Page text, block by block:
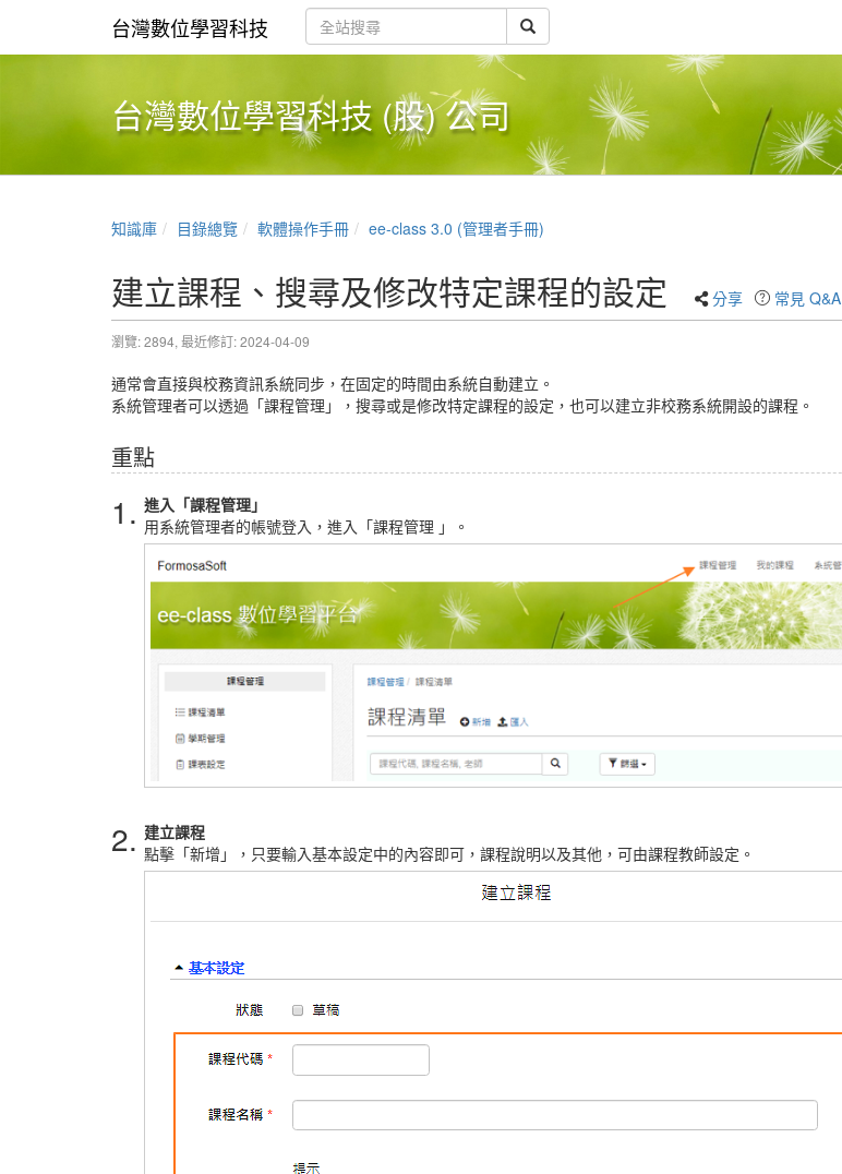
台灣數位學習科技
台灣數位學習科技 (股) 公司
知識庫 目錄總覽 軟體操作手冊 ee-class 3.0 (管理者手冊)
建立課程、搜尋及修改特定課程的設定 分享 常見 Q&A
瀏覽: 2894, 最近修訂: 2024-04-09
通常會直接與校務資訊系統同步，在固定的時間由系統自動建立。
系統管理者可以透過「課程管理」，搜尋或是修改特定課程的設定，也可以建立非校務系統開設的課程。
重點
1. 進入「課程管理」
用系統管理者的帳號登入，進入「課程管理 」。
2. 建立課程
點擊「新增」，只要輸入基本設定中的內容即可，課程說明以及其他，可由課程教師設定。